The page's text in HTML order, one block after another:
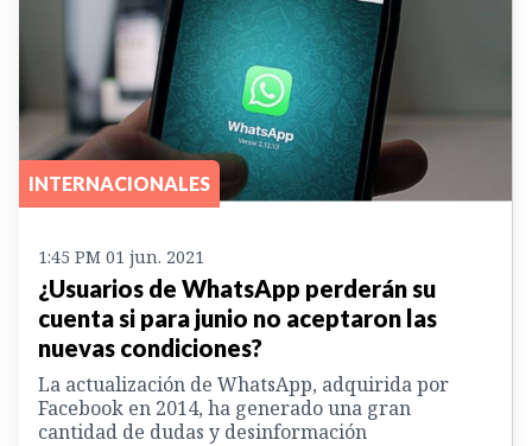
INTERNACIONALES
1:45 PM 01 jun. 2021
¿Usuarios de WhatsApp perderán su
cuenta si para junio no aceptaron las
nuevas condiciones?
La actualización de WhatsApp, adquirida por
Facebook en 2014, ha generado una gran
cantidad de dudas y desinformación